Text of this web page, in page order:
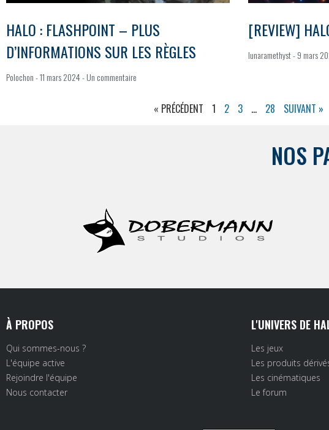
HALO : FLASHPOINT – PLUS
D’INFORMATIONS SUR LES RÈGLES
Polochon 11 mars 2024 Un commentaire
[REVIEW]
lunaramethyst 9 mars
« PRÉCÉDENT 1 2 3 … 28 SUIVANT »
NOS
À PROPOS
Qui sommes-nous ?
L'équipe active
Rejoindre l'équipe
Nous contacter
L'UNIVERS DE
Les jeux
Les produits
Les cinématiques
Le forum